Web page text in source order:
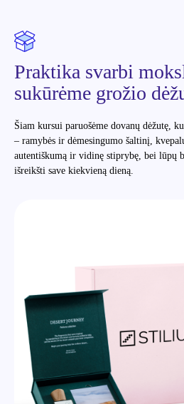
Praktika svarbi
sukūrėme grožio
Šiam kursui paruošėme dovanų dėžutę,
– ramybės ir dėmesingumo šaltinį,
autentiškumą ir vidinę stiprybę, bei lūpų
išreikšti save kiekvieną dieną.